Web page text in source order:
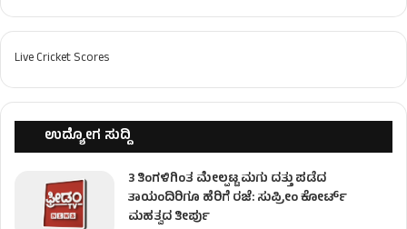
Live Cricket Scores
ಉದ್ಯೋಗ ಸುದ್ದಿ
3 ತಿಂಗಳಿಗಿಂತ ಮೇಲ್ಪಟ್ಟ ಮಗು ದತ್ತು ಪಡೆದ
ತಾಯಂದಿರಿಗೂ ಹೆರಿಗೆ ರಜೆ: ಸುಪ್ರೀಂ ಕೋರ್ಟ್
ಮಹತ್ವದ ತೀರ್ಪು